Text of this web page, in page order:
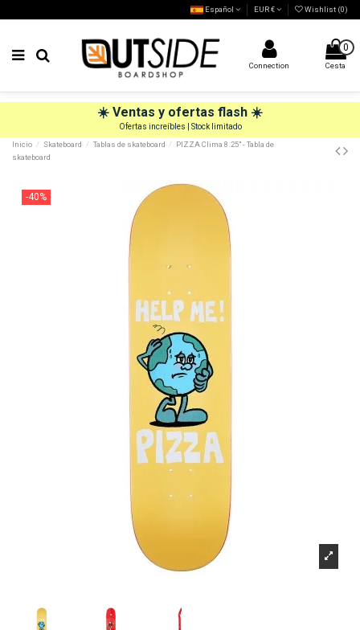
Español EUR € Wishlist (0)
Connection
0
Cesta
☀️ Ventas y ofertas flash ☀️
Ofertas increíbles | Stock limitado
Inicio
Skateboard Tablas de skateboard
PIZZA Clima 8.25" - Tabla de
skateboard
-40%